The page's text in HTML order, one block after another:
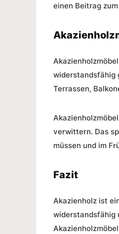
einen Beitrag
widerstandsfähig
Terrassen,
verwittern. Das
müssen und im
Fazit
Akazienholz ist
widerstandsfähig